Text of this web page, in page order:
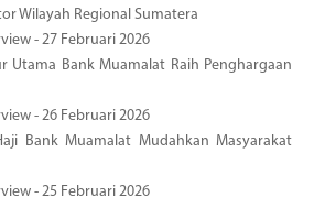
Wilayah Regional Sumatera
- 27 Februari 2026
Utama Bank Muamalat Raih Penghargaan
- 26 Februari 2026
Bank Muamalat Mudahkan Masyarakat
- 25 Februari 2026